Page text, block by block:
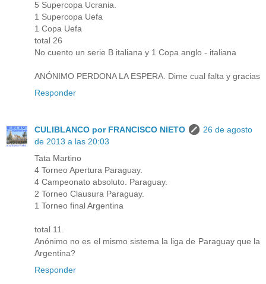
5 Supercopa Ucrania.
1 Supercopa Uefa
1 Copa Uefa
total 26
No cuento un serie B italiana y 1 Copa anglo - italiana
ANÓNIMO PERDONA LA ESPERA. Dime cual falta y gracias
Responder
CULIBLANCO por FRANCISCO NIETO
26 de agosto
de 2013 a las 20:03
Tata Martino
4 Torneo Apertura Paraguay.
4 Campeonato absoluto. Paraguay.
2 Torneo Clausura Paraguay.
1 Torneo final Argentina
total 11.
Anónimo no es el mismo sistema la liga de Paraguay que la
Argentina?
Responder